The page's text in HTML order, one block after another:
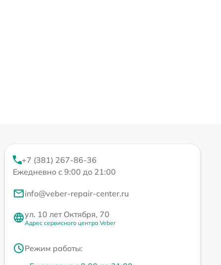
+7 (381) 267-86-36
Ежедневно с 9:00 до 21:00
info@veber-repair-center.ru
ул. 10 лет Октября, 70
Адрес сервисного центра Veber
Режим работы: